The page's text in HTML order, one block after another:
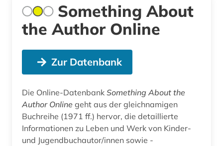
Something About
the Author Online
Zur Datenbank
Die Online-Datenbank Something About the
Author Online geht aus der gleichnamigen
Buchreihe (1971 ff.) hervor, die detaillierte
Informationen zu Leben und Werk von Kinder-
und Jugendbuchautor/innen sowie -